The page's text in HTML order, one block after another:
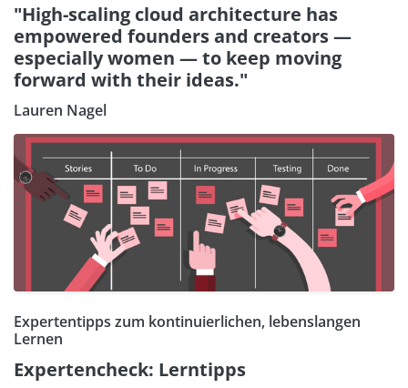
"High-scaling cloud architecture has
empowered founders and creators —
especially women — to keep moving
forward with their ideas."
Lauren Nagel
Expertentipps zum kontinuierlichen, lebenslangen
Lernen
Expertencheck: Lerntipps